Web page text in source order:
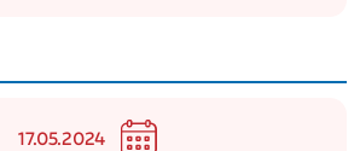
17.05.2024